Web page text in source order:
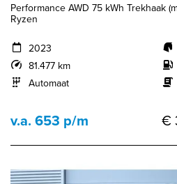
Performance AWD 75 kWh Trekhaak
Ryzen
2023
81.477 km
Automaat
v.a. 653 p/m €